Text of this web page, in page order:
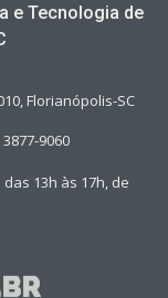
e Tecnologia de
Florianópolis-SC
9060
13h às 17h, de